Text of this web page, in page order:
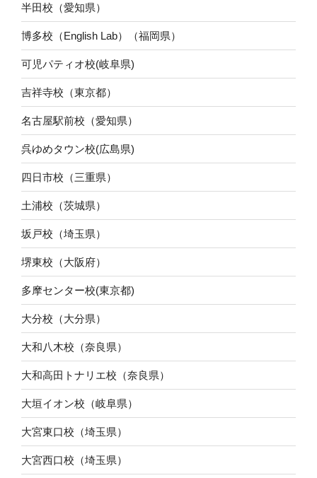
半田校（愛知県）
博多校（English Lab）（福岡県）
可児パティオ校(岐阜県)
吉祥寺校（東京都）
名古屋駅前校（愛知県）
呉ゆめタウン校(広島県)
四日市校（三重県）
土浦校（茨城県）
坂戸校（埼玉県）
堺東校（大阪府）
多摩センター校(東京都)
大分校（大分県）
大和八木校（奈良県）
大和高田トナリエ校（奈良県）
大垣イオン校（岐阜県）
大宮東口校（埼玉県）
大宮西口校（埼玉県）